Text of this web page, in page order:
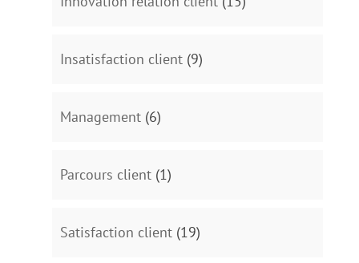
Insatisfaction client(9)
Management(6)
Parcours client(1)
Satisfaction client(19)